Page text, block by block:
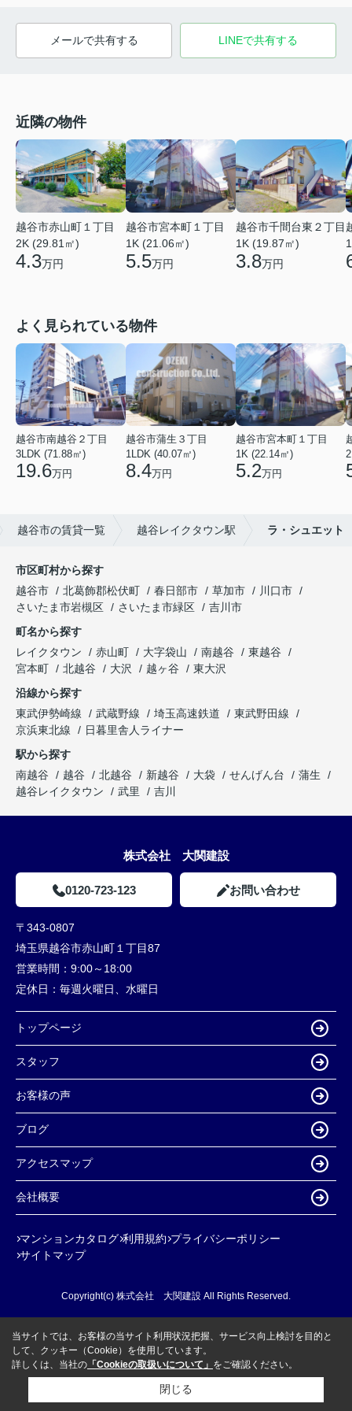
メールで共有する LINEで共有する
近隣の物件
越谷市赤山町１丁目
2K (29.81㎡)
4.3万円
越谷市宮本町１丁目
1K (21.06㎡)
5.5万円
越谷市千間台東２丁目
1K (19.87㎡)
3.8万円
よく見られている物件
越谷市南越谷２丁目
3LDK (71.88㎡)
19.6万円
越谷市蒲生３丁目
1LDK (40.07㎡)
8.4万円
越谷市宮本町１丁目
1K (22.14㎡)
5.2万円
越谷市の賃貸一覧 越谷レイクタウン駅 ラ・シュエット
市区町村から探す
越谷市
北葛飾郡松伏町 春日部市 草加市
川口市
さいたま市岩槻区
さいたま市緑区
吉川市
町名から探す
レイクタウン
赤山町 大字袋山 南越谷
東越谷
宮本町
北越谷 大沢 越ヶ谷
東大沢
沿線から探す
東武伊勢崎線
武蔵野線 埼玉高速鉄道
東武野田線
京浜東北線
日暮里舎人ライナー
駅から探す
南越谷
越谷 北越谷 新越谷 大袋 せんげん台
蒲生
越谷レイクタウン
武里 吉川
株式会社 大関建設
0120-723-123 お問い合わせ
〒343-0807
埼玉県越谷市赤山町１丁目87
営業時間： 9:00～18:00
定休日： 毎週火曜日、水曜日
トップページ
スタッフ
お客様の声
ブログ
アクセスマップ
会社概要
マンションカタログ 利用規約 プライバシーポリシー
サイトマップ
Copyright(c) 株式会社 大関建設 All Rights Reserved.
当サイトでは、お客様の当サイト利用状況把握、サービス向上検討を目的と
して、クッキー（Cookie）を使用しています。
詳しくは、当社の 「Cookieの取扱いについて」 をご確認ください。
閉じる